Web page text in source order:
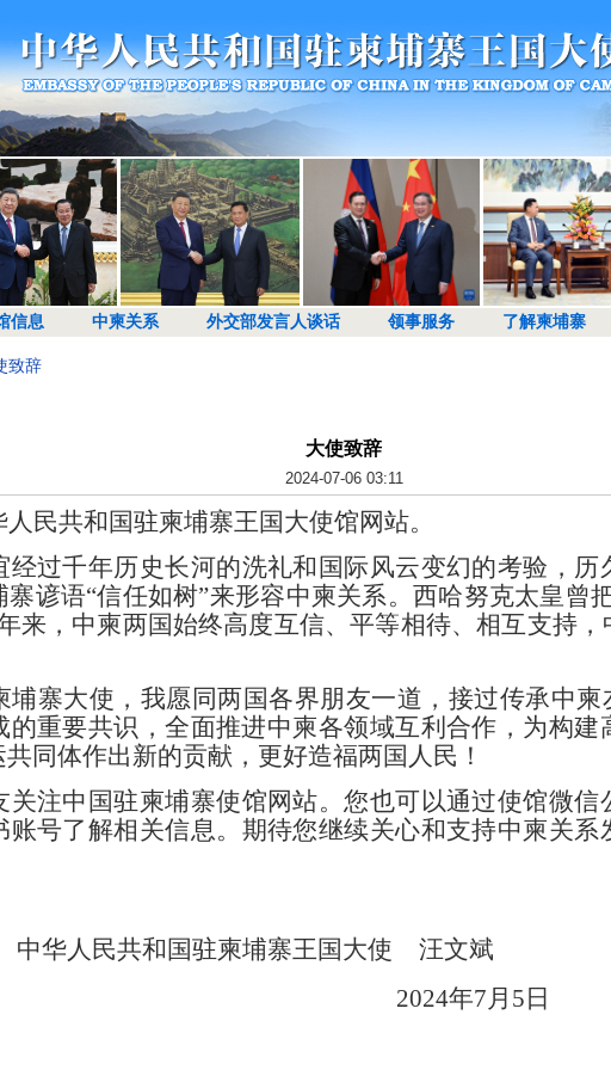
信息 中柬关系 外交部发言人谈话 领事服务 了解柬埔寨
致辞
大使致辞
2024-07-06 03:11
民共和国驻柬埔寨王国大使馆网站。
经过千年历史长河的洗礼和国际风云变幻的考验，历
谚语“信任如树”来形容中柬关系。 西哈努克太皇曾
来，中柬两国始终高度互信、平等相待、相互支持，
埔寨大使，我愿同两国各界朋友一道，接过传承中柬
的重要共识，全面推进中柬各领域互利合作，为构建
共同体作出新的贡献，更好造福两国人民！
关注中国驻柬埔寨使馆网站。您也可以通过使馆微信
账号了解相关信息。 期待您继续关心和支持中柬关系
中华人民共和国驻柬埔寨王国大使 汪文斌
024年7月 5 日